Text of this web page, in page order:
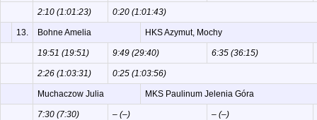
2:10 (1:01:23) 0:20 (1:01:43)
13. Bohne Amelia HKS Azymut, Mochy
19:51 (19:51) 9:49 (29:40) 6:35 (36:15)
2:26 (1:03:31) 0:25 (1:03:56)
Muchaczow Julia MKS Paulinum Jelenia Góra
7:30 (7:30) – (–) – (–)